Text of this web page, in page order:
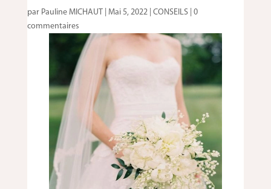
par Pauline MICHAUT| Mai 5, 2022| CONSEILS| 0
commentaires